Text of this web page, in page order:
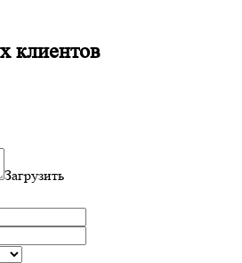
клиентов
Загрузить